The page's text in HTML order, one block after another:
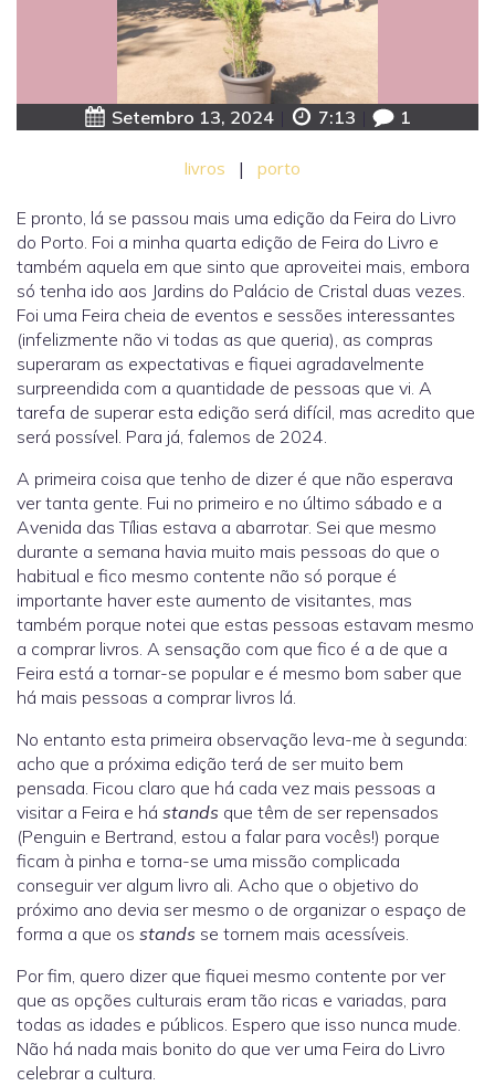
Setembro 13, 2024 7:13 1
livros | porto
E pronto, lá se passou mais uma edição da Feira do Livro
do Porto. Foi a minha quarta edição de Feira do Livro e
também aquela em que sinto que aproveitei mais, embora
só tenha ido aos Jardins do Palácio de Cristal duas vezes.
Foi uma Feira cheia de eventos e sessões interessantes
(infelizmente não vi todas as que queria), as compras
superaram as expectativas e fiquei agradavelmente
surpreendida com a quantidade de pessoas que vi. A
tarefa de superar esta edição será difícil, mas acredito que
será possível. Para já, falemos de 2024.
A primeira coisa que tenho de dizer é que não esperava
ver tanta gente. Fui no primeiro e no último sábado e a
Avenida das Tílias estava a abarrotar. Sei que mesmo
durante a semana havia muito mais pessoas do que o
habitual e fico mesmo contente não só porque é
importante haver este aumento de visitantes, mas
também porque notei que estas pessoas estavam mesmo
a comprar livros. A sensação com que fico é a de que a
Feira está a tornar-se popular e é mesmo bom saber que
há mais pessoas a comprar livros lá.
No entanto esta primeira observação leva-me à segunda:
acho que a próxima edição terá de ser muito bem
pensada. Ficou claro que há cada vez mais pessoas a
visitar a Feira e há stands que têm de ser repensados
(Penguin e Bertrand, estou a falar para vocês!) porque
ficam à pinha e torna-se uma missão complicada
conseguir ver algum livro ali. Acho que o objetivo do
próximo ano devia ser mesmo o de organizar o espaço de
forma a que os stands se tornem mais acessíveis.
Por fim, quero dizer que fiquei mesmo contente por ver
que as opções culturais eram tão ricas e variadas, para
todas as idades e públicos. Espero que isso nunca mude.
Não há nada mais bonito do que ver uma Feira do Livro
celebrar a cultura.